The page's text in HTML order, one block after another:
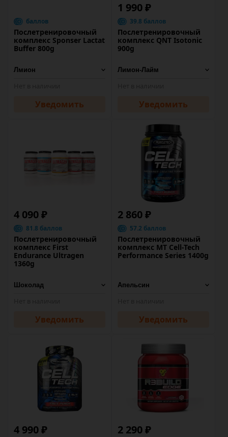
баллов
Послетренировочный
комплекс Sponser Lactat
Buffer 800g
Уведомить
1 990 ₽
39.8 баллов
Послетренировочный
комплекс QNT Isotonic
900g
Уведомить
4 090 ₽
81.8 баллов
Послетренировочный
комплекс First
Endurance Ultragen
1360g
Уведомить
2 860 ₽
57.2 баллов
Послетренировочный
комплекс MT Cell-Tech
Performance Series 1400g
Уведомить
4 990 ₽ 2 290 ₽